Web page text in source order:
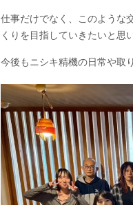
仕事だけでなく、このような
くりを目指していきたいと思
今後もニシキ精機の日常や取